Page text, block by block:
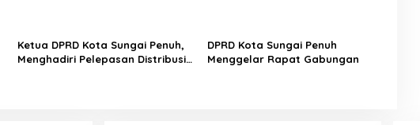
Ketua DPRD Kota Sungai Penuh,
Menghadiri Pelepasan Distribusi
DPRD Kota Sungai Penuh
Menggelar Rapat Gabungan